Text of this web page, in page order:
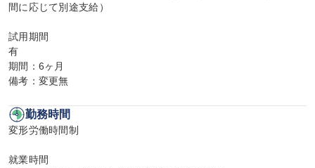
間に応じて別途支給）
試用期間
有
期間：6ヶ月
備考：変更無
勤務時間
変形労働時間制
就業時間